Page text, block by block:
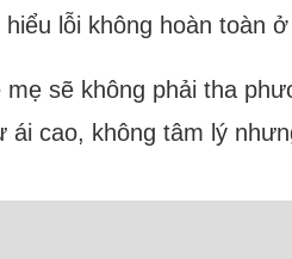
lỗi không hoàn toàn ở
sẽ không phải tha
cao, không tâm lý